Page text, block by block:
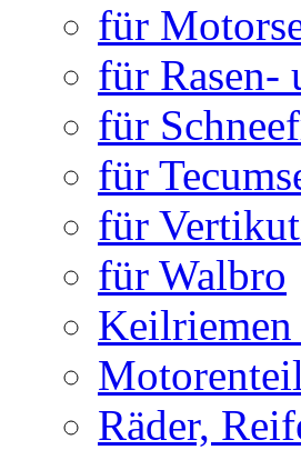
für
für Rasen-
für
für
für
für Walbro
Räder,